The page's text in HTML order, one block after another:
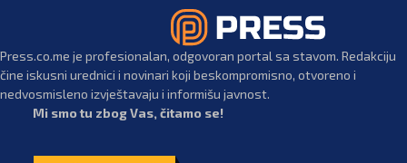
Press.co.me je profesionalan, odgovoran portal sa stavom. Redakciju
čine iskusni urednici i novinari koji beskompromisno, otvoreno i
nedvosmisleno izvještavaju i informišu javnost.
Mi smo tu zbog Vas, čitamo se!